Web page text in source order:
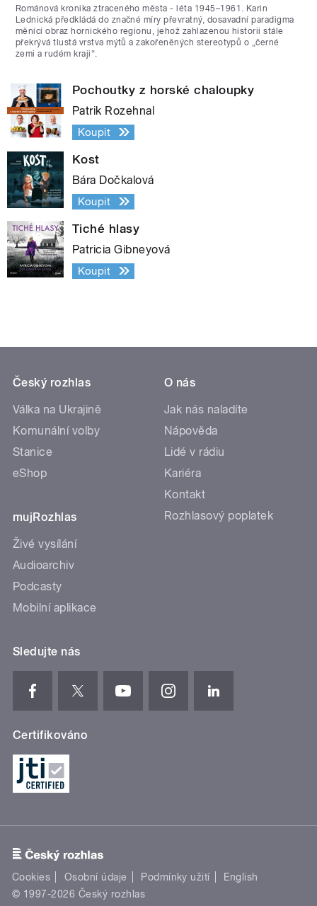
Románová kronika ztraceného města - léta 1945–1961. Karin
Lednická předkládá do značné míry převratný, dosavadní paradigma
měnící obraz hornického regionu, jehož zahlazenou historii stále
překrývá tlustá vrstva mýtů a zakořeněných stereotypů o „černé
zemi a rudém kraji“.
Pochoutky z horské chaloupky
Patrik Rozehnal
Koupit
Kost
Bára Dočkalová
Koupit
Tiché hlasy
Patricia Gibneyová
Koupit
Český rozhlas
Válka na Ukrajině
Komunální volby
Stanice
eShop
mujRozhlas
Živé vysílání
Audioarchiv
Podcasty
Mobilní aplikace
O nás
Jak nás naladíte
Nápověda
Lidé v rádiu
Kariéra
Kontakt
Rozhlasový poplatek
Sledujte nás
Certifikováno
Cookies Osobní údaje Podmínky užití
English
© 1997-2026 Český rozhlas